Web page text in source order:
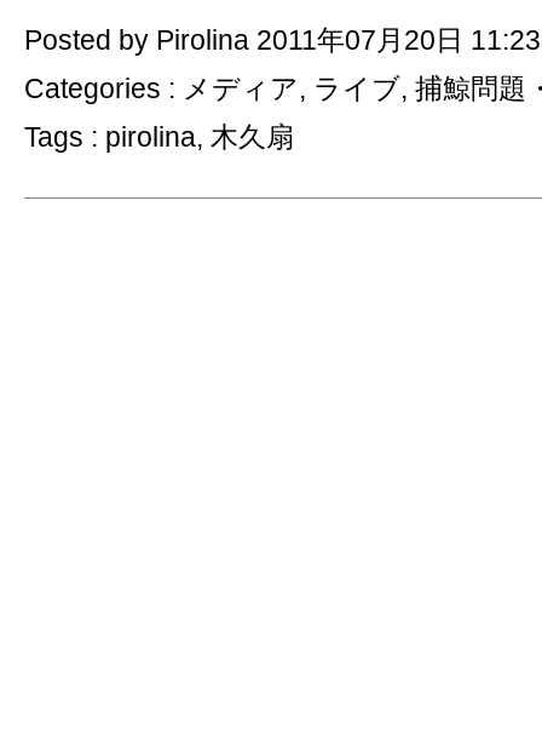
Posted by Pirolina 2011年07月20日 11:23
Categories : メディア, ライブ, 捕鯨問題
Tags : pirolina, 木久扇